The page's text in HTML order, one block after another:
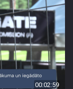
00:02:59